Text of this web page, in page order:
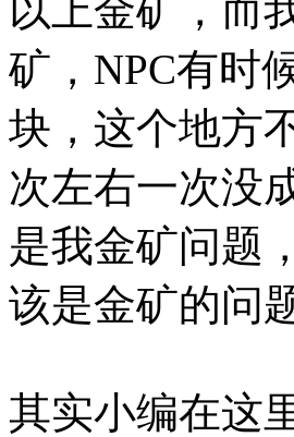
以上金矿，而
矿，NPC有时
块，这个地方
次左右一次没
是我金矿问题
该是金矿的问
其实小编在这